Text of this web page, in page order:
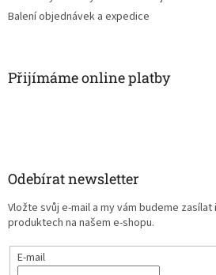
Balení objednávek a expedice
Přijímáme online platby
Odebírat newsletter
Vložte svůj e-mail a my vám budeme
produktech na našem e-shopu.
E-mail